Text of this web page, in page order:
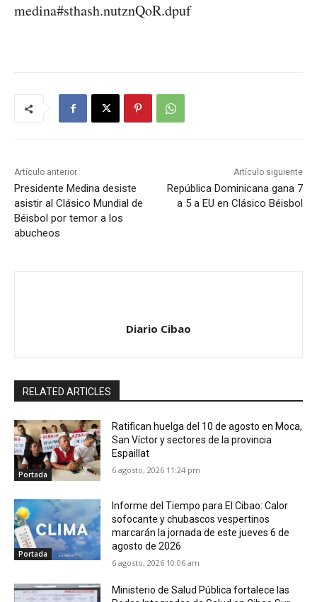
medina#sthash.nutznQoR.dpuf
Artículo anterior
Presidente Medina desiste
asistir al Clásico Mundial de
Béisbol por temor a los
abucheos
Artículo siguiente
República Dominicana gana 7
a 5 a EU en Clásico Béisbol
Diario Cibao
RELATED ARTICLES
Portada
Ratifican huelga del 10 de agosto en Moca,
San Víctor y sectores de la provincia
Espaillat
6 agosto, 2026 11:24 pm
Portada
Informe del Tiempo para El Cibao: Calor
sofocante y chubascos vespertinos
marcarán la jornada de este jueves 6 de
agosto de 2026
6 agosto, 2026 10:06 am
Ministerio de Salud Pública fortalece las